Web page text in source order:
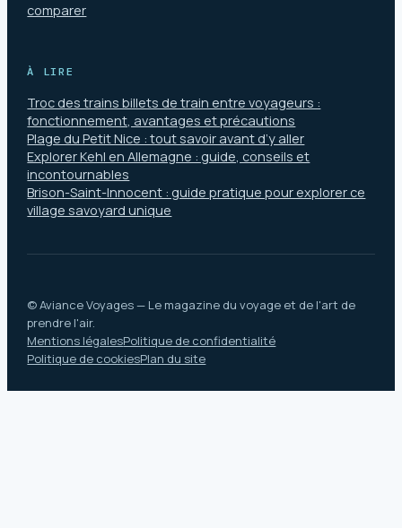
comparer
À LIRE
Troc des trains billets de train entre voyageurs :
fonctionnement, avantages et précautions
Plage du Petit Nice : tout savoir avant d’y aller
Explorer Kehl en Allemagne : guide, conseils et
incontournables
Brison-Saint-Innocent : guide pratique pour explorer ce
village savoyard unique
© Aviance Voyages — Le magazine du voyage et de l'art de
prendre l'air.
Mentions légalesPolitique de confidentialité
Politique de cookiesPlan du site